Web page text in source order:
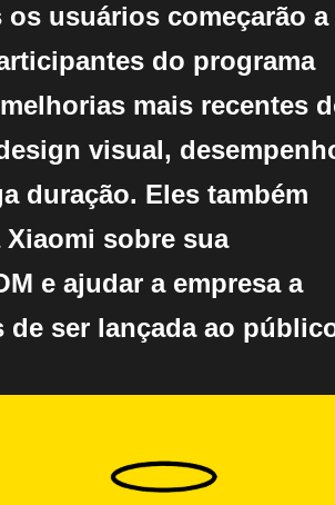
usuários começarão a
do programa
mais recentes
visual,
duração. Eles também
sobre sua
e ajudar a empresa a
ser lançada ao